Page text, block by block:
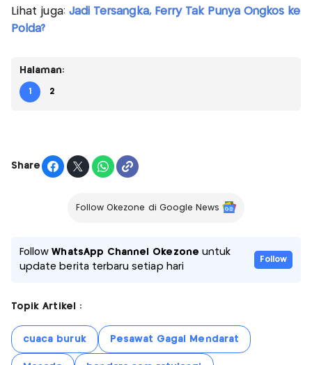
Lihat juga: Jadi Tersangka, Ferry Tak Punya Ongkos ke
Polda?
Halaman:
1 2
Share
Follow Okezone di Google News
FollowWhatsApp Channel Okezone untuk
update berita terbaru setiap hari
Follow
Topik Artikel :
cuaca buruk Pesawat Gagal Mendarat